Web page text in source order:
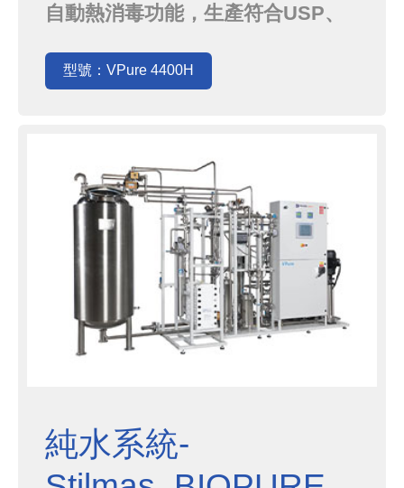
自動熱消毒功能，生產符合USP、
料皆可耐熱達85℃，並可耐受定期的
消毒用相關化學藥劑，系統接受飲用
毒，保證高品質的純水。
型號：VPure 4400H
純水系統-